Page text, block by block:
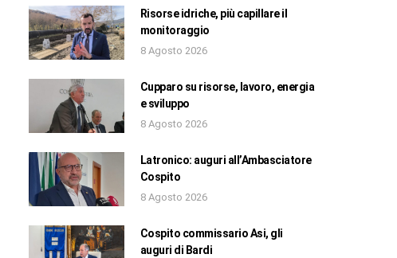
Risorse idriche, più capillare il
monitoraggio
8 Agosto 2026
Cupparo su risorse, lavoro, energia
e sviluppo
8 Agosto 2026
Latronico: auguri all’Ambasciatore
Cospito
8 Agosto 2026
Cospito commissario Asi, gli
auguri di Bardi